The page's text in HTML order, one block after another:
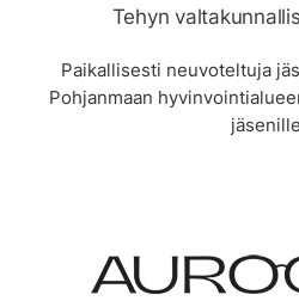
Tehyn
Paikallisesti neuvoteltuja
Pohjanmaan